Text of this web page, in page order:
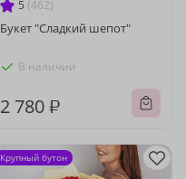
5 (462)
Букет "Сладкий шепот"
В наличии
2 780 ₽
Крупный бутон